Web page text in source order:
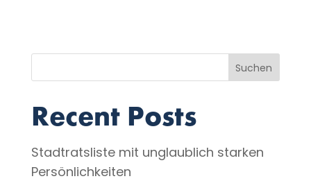
Suchen
Recent Posts
Stadtratsliste mit unglaublich starken
Persönlichkeiten